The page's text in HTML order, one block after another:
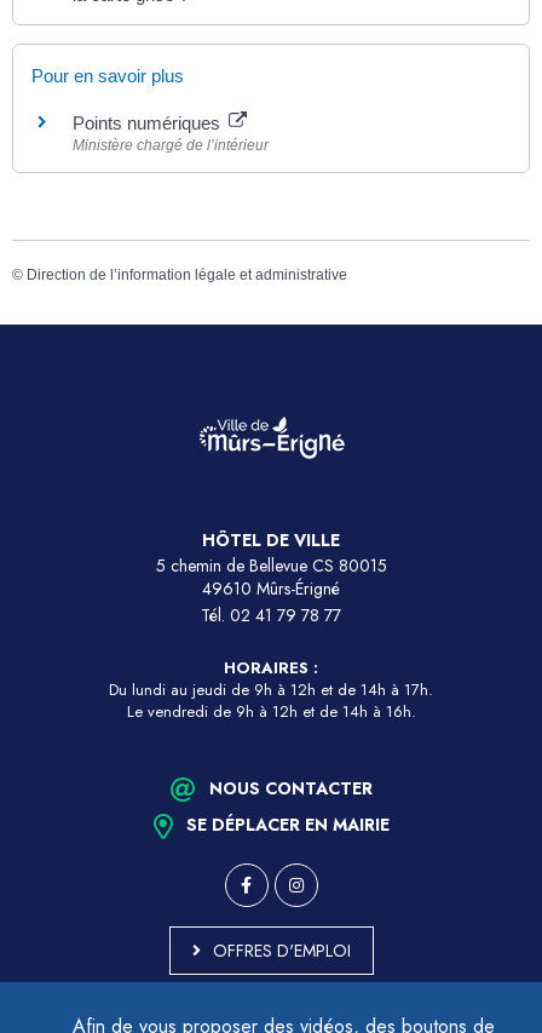
Afin de vous proposer des vidéos, des boutons de
Pour en savoir plus
Points numériques
Ministère chargé de l’intérieur
© Direction de l’information légale et administrative
HÔTEL DE VILLE
5 chemin de Bellevue CS 80015
49610 Mûrs-Érigné
Tél. 02 41 79 78 77
HORAIRES :
Du lundi au jeudi de 9h à 12h et de 14h à 17h.
Le vendredi de 9h à 12h et de 14h à 16h.
NOUS CONTACTER
SE DÉPLACER EN MAIRIE
OFFRES D'EMPLOI